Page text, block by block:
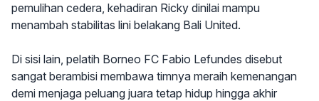
pemulihan cedera, kehadiran Ricky dinilai mampu
menambah stabilitas lini belakang Bali United.
Di sisi lain, pelatih Borneo FC Fabio Lefundes disebut
sangat berambisi membawa timnya meraih kemenangan
demi menjaga peluang juara tetap hidup hingga akhir